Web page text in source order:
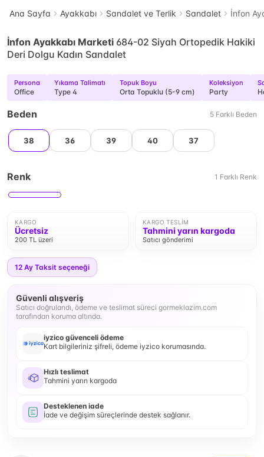
Ana Sayfa Ayakkabı Sandalet ve Terlik Sandalet İnfon
İnfon Ayakkabı Marketi 684-02 Siyah Ortopedik Hakiki
Deri Dolgu Kadın Sandalet
Persona
Office
Yıkama Talimatı
Type 4
Topuk Boyu
Orta Topuklu (5-9 cm)
Koleksiyon
Party
Beden 5 Farklı Beden
38 36 39 40 37
Renk 1 Farklı Renk
KARGO
Ücretsiz
200 TL üzeri
KARGO TESLIM
Tahmini yarın kargoda
Satıcı gönderimi
12 Ay Taksit seçeneği
Güvenli alışveriş
Satıcı doğrulandı, ödeme ve teslimat süreci gormeklazim.com
tarafından koruma altında.
iyzico güvenceli ödeme
Kart bilgileriniz şifreli, ödeme iyzico korumasında.
Hızlı teslimat
Tahmini yarın kargoda
Desteklenen iade
İade ve değişim süreçlerinde destek sağlanır.